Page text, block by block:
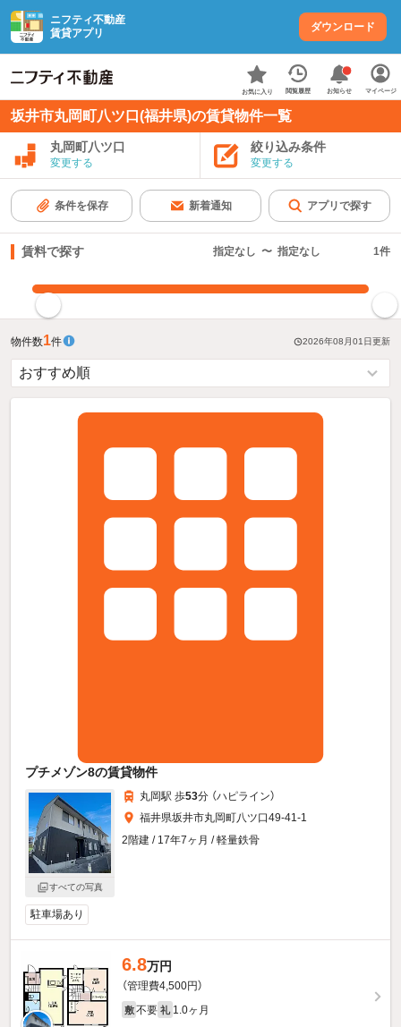
ニフティ不動産
賃貸アプリ
ダウンロード
お気に入り 閲覧履歴 お知らせ マイページ
坂井市丸岡町八ツ口(福井県)の賃貸物件一覧
丸岡町八ツ口
変更する
絞り込み条件
変更する
条件を保存 新着通知 アプリで探す
賃料で探す 指定なし 〜 指定なし 1件
物件数1件 2026年08月01日更新
プチメゾン8の賃貸物件
すべての写真
丸岡駅 歩53分 （ハピライン）
福井県坂井市丸岡町八ツ口49-41-1
2階建 / 17年7ヶ月 / 軽量鉄骨
駐車場あり
6.8万円
（管理費4,500円）
敷 不要 礼 1.0ヶ月